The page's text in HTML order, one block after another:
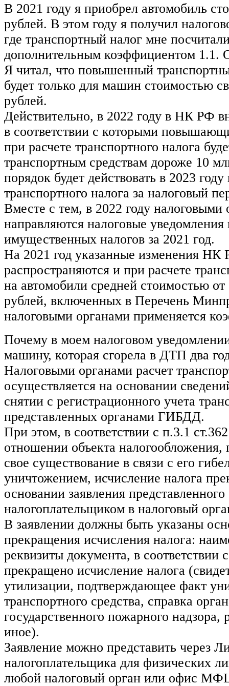
В 2021 году я приобрел автомобиль
рублей. В этом году я получил
где транспортный налог мне
дополнительным коэффициентом 1.1.
Я читал, что повышенный
будет только для машин стоимостью
рублей.
Действительно, в 2022 году в НК РФ
в соответствии с которыми
при расчете транспортного налога
транспортным средствам дороже 10
порядок будет действовать в 2023 году
транспортного налога за налоговый
Вместе с тем, в 2022 году налоговыми
направляются налоговые уведомления
имущественных налогов за 2021 год.
На 2021 год указанные изменения НК
распространяются и при расчете
на автомобили средней стоимостью
рублей, включенных в Перечень
налоговыми органами применяется
Почему в моем налоговом
машину, которая сгорела в ДТП два
Налоговыми органами расчет
осуществляется на основании
снятии с регистрационного учета
представленных органами ГИБДД.
При этом, в соответствии с п.3.1
отношении объекта налогообложения,
свое существование в связи с его
уничтожением, исчисление налога
основании заявления представленного
налогоплательщиком в налоговый
В заявлении должны быть указаны
прекращения исчисления налога:
реквизиты документа, в соответствии
прекращено исчисление налога
утилизации, подтверждающее факт
транспортного средства, справка
государственного пожарного надзора,
иное).
Заявление можно представить через
налогоплательщика для физических
любой налоговый орган или офис